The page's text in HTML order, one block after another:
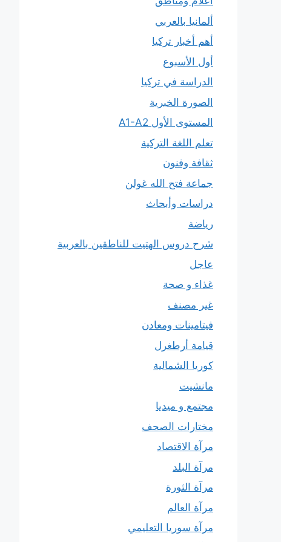
ألمانيا بالعربي
أهم أخبار تركيا
أول الأسبوع
الدراسة في تركيا
الصورة الخبرية
المستوى الأول A1-A2
تعلم اللغة التركية
ثقافة وفنون
جماعة فتح الله غولن
دراسات وأبحاث
رياضة
شرح دروس الهتيت للناطقين بالعربية
عاجل
غذاء و صحة
غير مصنف
فيتامينات ومعادن
قيامة أرطغرل
كوريا الشمالية
مانشيت
مجتمع و ميديا
مختارات الصحف
مرآة الاقتصاد
مرآة البلد
مرآة الثورة
مرآة العالم
مرآة سوريا التعليمي